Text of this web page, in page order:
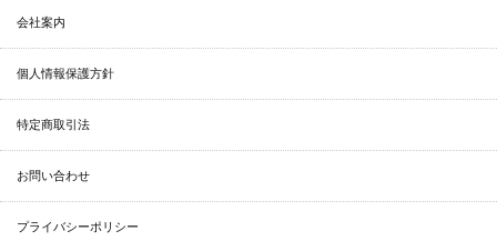
会社案内
個人情報保護方針
特定商取引法
お問い合わせ
プライバシーポリシー